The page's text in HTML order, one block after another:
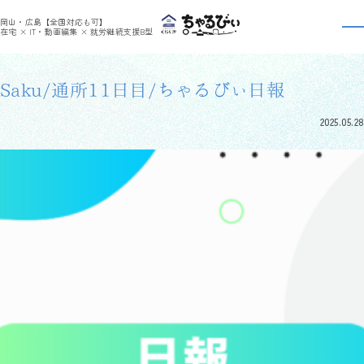
岡山・広島【全国対応も可】
在宅 × IT・動画編集 × 就労継続支援B型
利用者さんの日報 >
利用者さんの日報
Saku/通所11日目/ちゃるびぃ日報
2025.05.28